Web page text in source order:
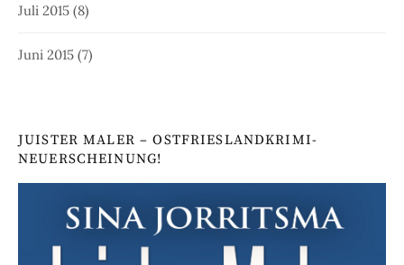
Juli 2015 (8)
Juni 2015 (7)
JUISTER MALER – OSTFRIESLANDKRIMI-
NEUERSCHEINUNG!